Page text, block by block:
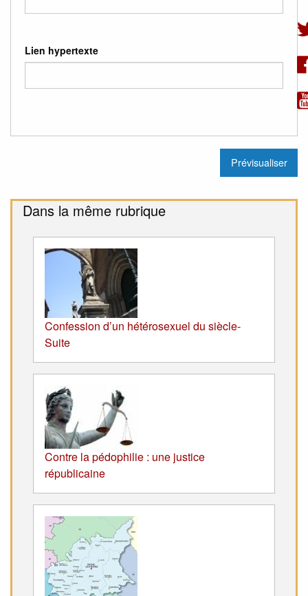
Lien hypertexte
Dans la même rubrique
Confession d’un hétérosexuel du siècle-
Suite
Contre la pédophilie : une justice
républicaine